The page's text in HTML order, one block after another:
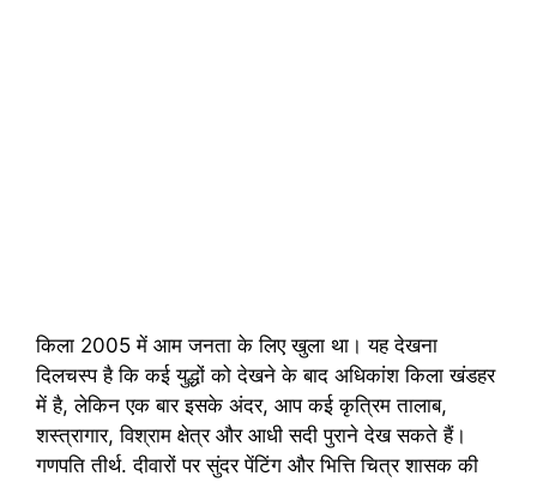
किला 2005 में आम जनता के लिए खुला था। यह देखना
दिलचस्प है कि कई युद्धों को देखने के बाद अधिकांश किला खंडहर
में है, लेकिन एक बार इसके अंदर, आप कई कृत्रिम तालाब,
शस्त्रागार, विश्राम क्षेत्र और आधी सदी पुराने देख सकते हैं।
गणपति तीर्थ. दीवारों पर सुंदर पेंटिंग और भित्ति चित्र शासक की